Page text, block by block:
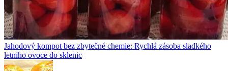
Jahodový kompot bez zbytečné chemie: Rychlá zásoba sladkého
letního ovoce do sklenic